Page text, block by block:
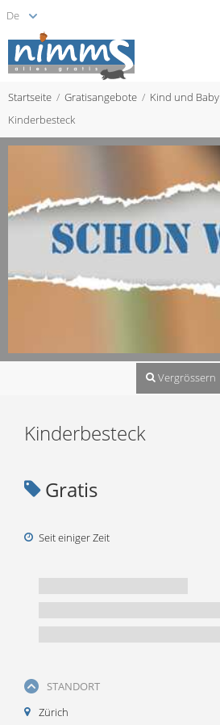
Startseite Gratisangebote Kind und Baby
Kinderbesteck
Vergrössern
Kinderbesteck
Gratis
Seit einiger Zeit
STANDORT
Zürich